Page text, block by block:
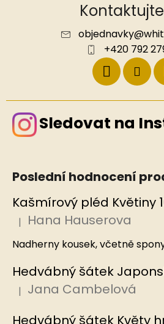
objednavky@
+420 792
Sledovat na
Poslední hodnocení
Hodnocení produktu je 5 z 5
| Hana Hauserova
Nadherny kousek, včetně
Hodnocení produktu je 5 z 5
| Jana Cambelová